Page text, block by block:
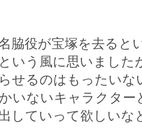
脇役が宝塚を去ると
いう風に思いました
せるのはもったいな
いないキャラクタ
していって欲しいな